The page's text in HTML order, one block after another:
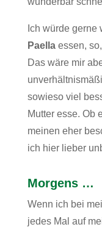
Ich würde
Paella essen,
Das wäre mir
sowieso viel
Mutter esse. Ob
meinen eher
ich hier lieber
Morgens …
Wenn ich bei
jedes Mal auf